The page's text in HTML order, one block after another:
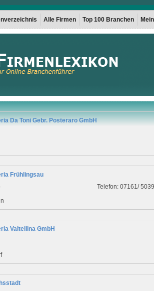
Alle Firmen Top 100 Branchen
Da Toni Gebr. Posteraro GmbH
Frühlingsau
Telefon: 07161/
Valtellina GmbH